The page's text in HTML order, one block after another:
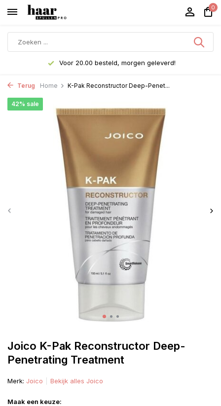
0
Voor 20.00 besteld, morgen geleverd!
Terug Home K-Pak Reconstructor Deep-Penet...
Joico K-Pak Reconstructor Deep-
Penetrating Treatment
42% sale
Merk: Joico Bekijk alles Joico
Maak een keuze: